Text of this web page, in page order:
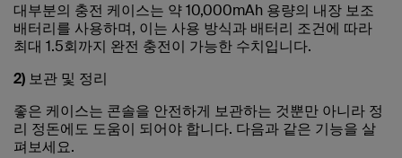
대부분의 충전 케이스는 약 10,000mAh 용량의 내장 보조
배터리를 사용하며, 이는 사용 방식과 배터리 조건에 따라
최대 1.5회까지 완전 충전이 가능한 수치입니다.
2) 보관 및 정리
좋은 케이스는 콘솔을 안전하게 보관하는 것뿐만 아니라 정
리 정돈에도 도움이 되어야 합니다. 다음과 같은 기능을 살
펴보세요.